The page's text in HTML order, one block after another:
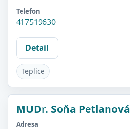
Telefon
417519630
Detail
Teplice
MUDr. Soňa Petlanová
Adresa